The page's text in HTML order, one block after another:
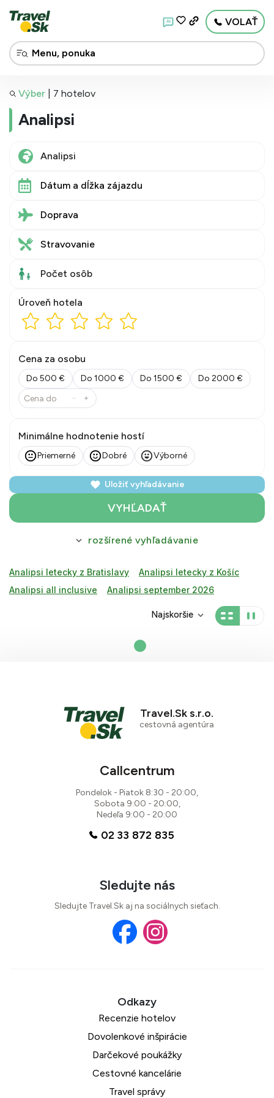
AI VOLAŤ
Výber 7 hotelov
Analipsi
Dátum a dĺžka zájazdu
Doprava
Stravovanie
Počet osôb
Úroveň hotela
Cena za osobu
Do 500 € Do 1000 € Do 1500 € Do 2000 €
Minimálne hodnotenie hostí
Priemerné Dobré Výborné
Uložiť vyhľadávanie
VYHĽADAŤ
rozšírené vyhľadávanie
Analipsi letecky z Bratislavy
Analipsi letecky z Košíc
Analipsi all inclusive
Analipsi september 2026
Najskoršie
Travel.Sk s.r.o.
cestovná agentúra
Callcentrum
Pondelok - Piatok 8:30 - 20:00,
Sobota 9:00 - 20:00,
Nedeľa 9:00 - 20:00
02 33 872 835
Sledujte nás
Sledujte Travel.Sk aj na sociálnych sieťach.
Recenzie hotelov
Dovolenkové inšpirácie
Darčekové poukážky
Cestovné kancelárie
Travel správy